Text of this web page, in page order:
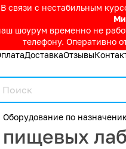
В связи с нестабильным
шоурум временно не
телефону. Оперативно
ДоставкаОтзывы
Оборудование по